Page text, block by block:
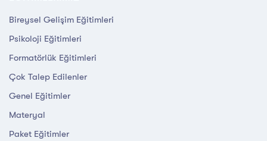
Bireysel Gelişim Eğitimleri
Psikoloji Eğitimleri
Formatörlük Eğitimleri
Çok Talep Edilenler
Genel Eğitimler
Materyal
Paket Eğitimler